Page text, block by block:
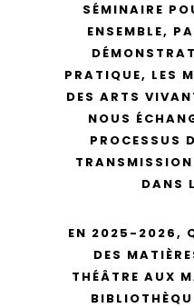
SÉMINAIRE
ENSEMBLE,
PRATIQUE, LES
DES ARTS
NOUS
PROCESSUS
TRANSMISSION
DANS
EN 2025-2026,
DES
THÉÂTRE AUX